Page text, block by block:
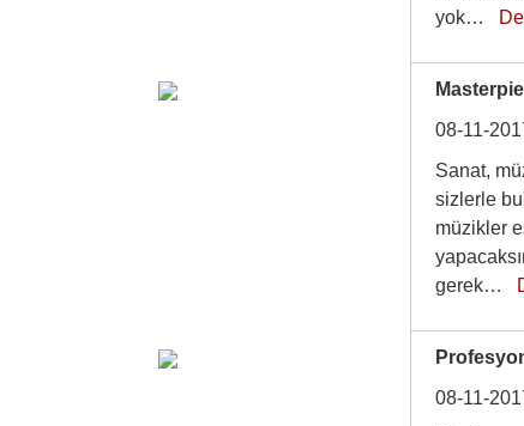
yok…
08-11-
Sanat,
sizlerle
müzikler
gerek…
08-11-